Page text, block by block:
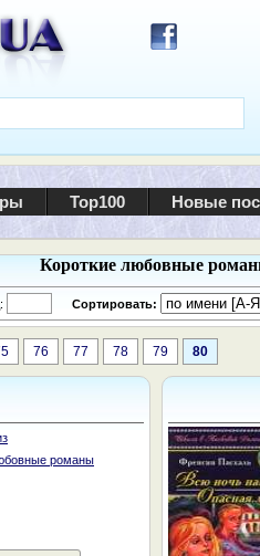
Top100 Новые
Короткие любовные
Сортировать:
76 77 78 79 80
романы